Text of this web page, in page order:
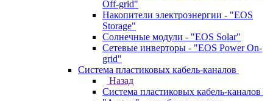
Off-grid"
Накопители электроэнергии - "EOS
Storage"
Солнечные модули - "EOS Solar"
Сетевые инверторы - "EOS Power On-
grid"
Система пластиковых кабель-каналов
Назад
Система пластиковых кабель-каналов